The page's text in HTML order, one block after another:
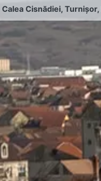
Calea Cisnădiei,Turnișor,